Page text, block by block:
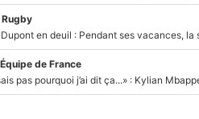
Rugby
Équipe de France